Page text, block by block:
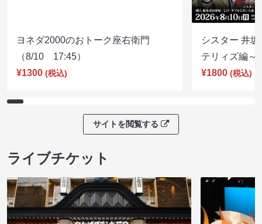
ヨネダ2000のおトーク座右衛門
（8/10 17:45）
¥1300 (税込)
シスター 井
テリィズ編
¥1800 (税込)
サイトを閲覧する
ライブチケット